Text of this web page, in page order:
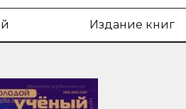
Издание книг